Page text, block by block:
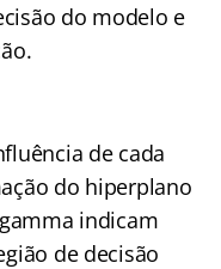
do modelo e
de cada
do hiperplano
indicam
de decisão